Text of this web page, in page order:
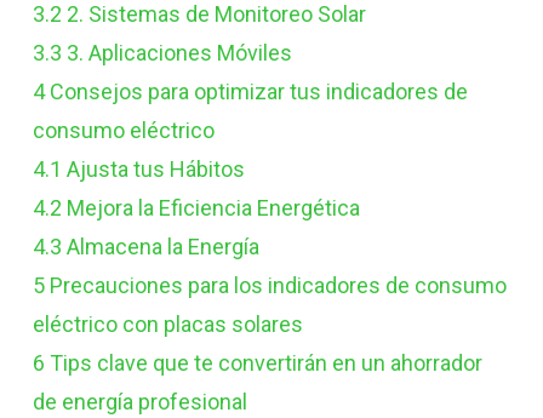
3.2 2. Sistemas de Monitoreo Solar
3.3 3. Aplicaciones Móviles
4 Consejos para optimizar tus indicadores de
consumo eléctrico
4.1 Ajusta tus Hábitos
4.2 Mejora la Eficiencia Energética
4.3 Almacena la Energía
5 Precauciones para los indicadores de consumo
eléctrico con placas solares
6 Tips clave que te convertirán en un ahorrador
de energía profesional